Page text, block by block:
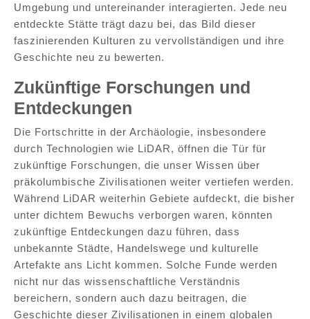
Umgebung und untereinander interagierten. Jede neu
entdeckte Stätte trägt dazu bei, das Bild dieser
faszinierenden Kulturen zu vervollständigen und ihre
Geschichte neu zu bewerten.
Zukünftige Forschungen und
Entdeckungen
Die Fortschritte in der Archäologie, insbesondere
durch Technologien wie LiDAR, öffnen die Tür für
zukünftige Forschungen, die unser Wissen über
präkolumbische Zivilisationen weiter vertiefen werden.
Während LiDAR weiterhin Gebiete aufdeckt, die bisher
unter dichtem Bewuchs verborgen waren, könnten
zukünftige Entdeckungen dazu führen, dass
unbekannte Städte, Handelswege und kulturelle
Artefakte ans Licht kommen. Solche Funde werden
nicht nur das wissenschaftliche Verständnis
bereichern, sondern auch dazu beitragen, die
Geschichte dieser Zivilisationen in einem globalen